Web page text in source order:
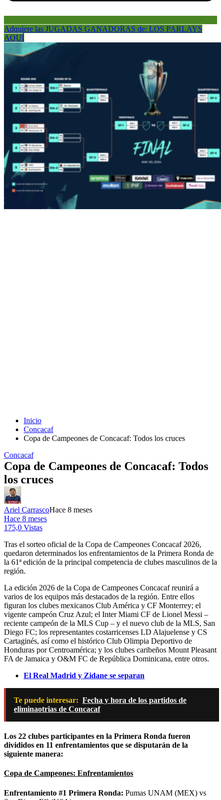
Adquiere las JUGADAS GANADORAS de: LOS PARLAYS
AQUÍ
Inicio
Concacaf
Copa de Campeones de Concacaf: Todos los cruces
Concacaf
Copa de Campeones de Concacaf: Todos
los cruces
Ariel CarrascoHace 8 meses
Hace 8 meses
175,0 Vistas
Tras el sorteo oficial de la Copa de Campeones Concacaf 2026,
quedaron determinados los enfrentamientos de la Primera Ronda de
la 61ª edición de la principal competencia de clubes masculinos de la
región.
La edición 2026 de la Copa de Campeones Concacaf reunirá a
varios de los equipos más destacados de la región. Entre ellos
figuran los clubes mexicanos Club América y CF Monterrey; el
vigente campeón Cruz Azul; el Inter Miami CF de Lionel Messi –
reciente campeón de la MLS Cup – y el nuevo club de la MLS, San
Diego FC; los representantes costarricenses LD Alajuelense y CS
Cartaginés, así como el histórico Club Olimpia Deportivo de
Honduras por Centroamérica; y los clubes caribeños Mount Pleasant
FA de Jamaica y O&M FC de República Dominicana, entre otros.
El Real Madrid y Zidane se separan
Te puede interesar: Fecha y hora de los partidos de
eliminaotrias de Concacaf
Los 22 clubes participantes en la Primera Ronda fueron
divididos en 11 enfrentamientos que se disputarán de la
siguiente manera:
Copa de Campeones: Enfrentamientos
Enfrentamiento #1 Primera Ronda: Pumas UNAM (MEX) vs